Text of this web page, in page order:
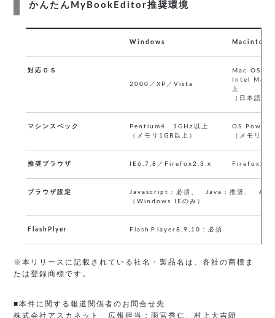
かんたんMyBookEditor推奨環境
Windows Macintosh
対応ＯＳ
2000／XP／Vista
Mac OS X
Intel Mac
上
（日本語版
マシンスペック
Pentium4 1GHz以上
（メモリ1GB以上）
OS
（メモリ
推奨ブラウザ IE6,7,8／Firefox2,3.x
ブラウザ設定
Javascript：必須、 Java：推奨、
（Windows IEのみ）
FlashPlyer FlashＰlayer8,9,10：必須
※本リリースに記載されている社名・製品名は、各社の商標ま
たは登録商標です。
■本件に関する報道関係者のお問合せ先
株式会社アスカネット 広報担当：雨宮秀仁、村上大吉朗